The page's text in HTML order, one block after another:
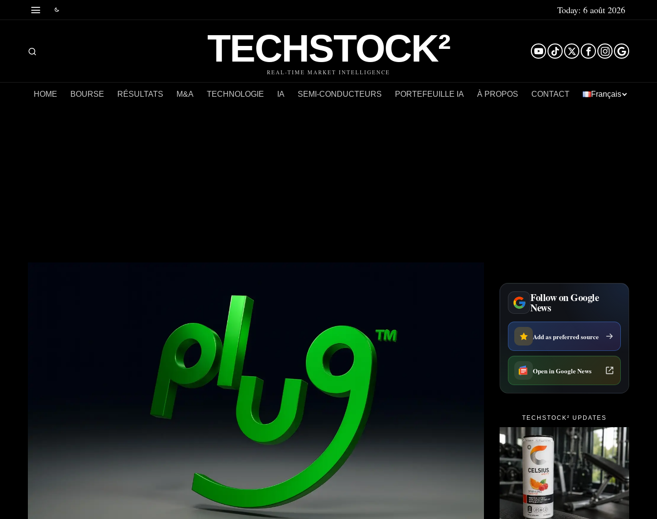
Today: 6 août 2026
TECHSTOCK²
REAL-TIME MARKET INTELLIGENCE
HOME BOURSE RÉSULTATS M&A TECHNOLOGIE IA SEMI-CONDUCTEURS PORTEFEUILLE IA À PROPOS CONTACT Français
Follow on Google
News
Add as preferred source
Open in Google News
TECHSTOCK² UPDATES